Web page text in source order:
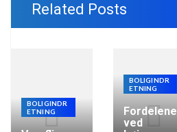
Related Posts
BOLIGINDR
ETNING
BOLIGINDR
ETNING
Fordelene
ved